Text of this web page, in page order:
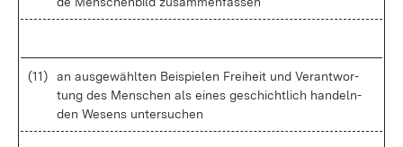
(11)
an aus­ge­wähl­ten Bei­spie­len Frei­heit und Ver­ant­wor­
tung des Men­schen als ei­nes ge­schicht­lich han­deln­
den We­sens un­ter­su­chen